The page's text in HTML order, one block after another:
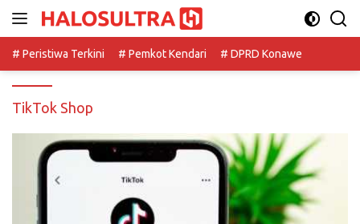
# Peristiwa Terkini
# Pemkot Kendari # DPRD Konawe
TikTok Shop